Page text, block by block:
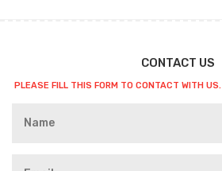
CONTACT US
PLEASE FILL THIS FORM TO CONTACT WITH US.